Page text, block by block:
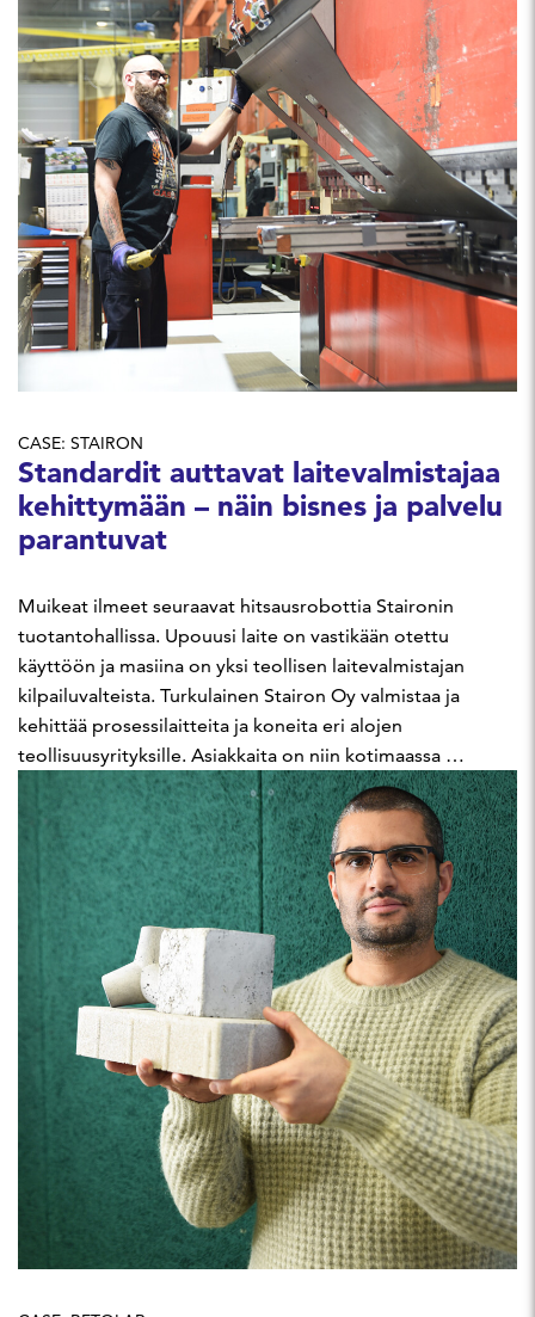
CASE: STAIRON
Standardit auttavat laitevalmistajaa
kehittymään – näin bisnes ja palvelu
parantuvat
Muikeat ilmeet seuraavat hitsausrobottia Staironin
tuotantohallissa. Upouusi laite on vastikään otettu
käyttöön ja masiina on yksi teollisen laitevalmistajan
kilpailuvalteista. Turkulainen Stairon Oy valmistaa ja
kehittää prosessilaitteita ja koneita eri alojen
teollisuusyrityksille. Asiakkaita on niin kotimaassa …